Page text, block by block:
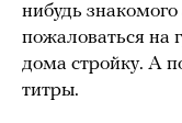
нибудь
пожаловаться на
дома стройку. А
титры.